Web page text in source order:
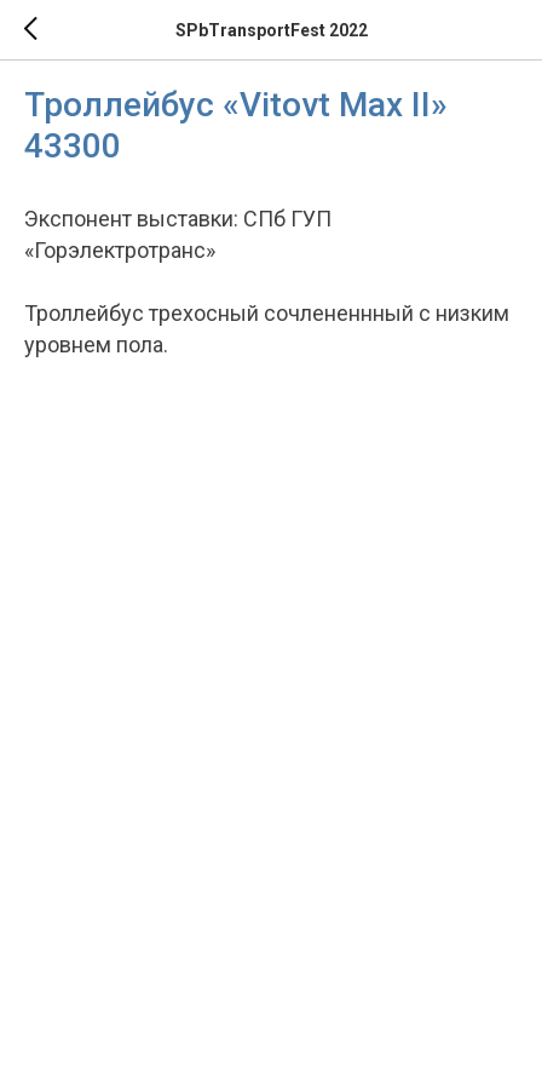
SPbTransportFest 2022
Троллейбус «Vitovt Max II»
43300
Экспонент выставки: СПб ГУП
«Горэлектротранс»
Троллейбус трехосный сочлененнный с низким
уровнем пола.